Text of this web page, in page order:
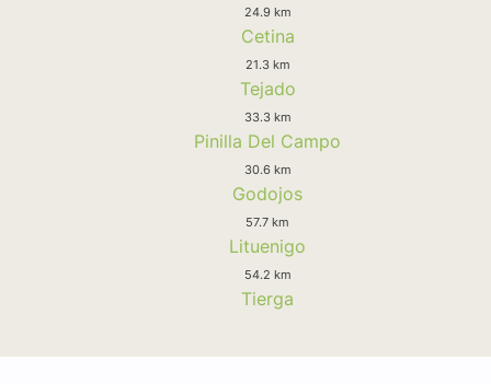
24.9 km
Cetina
21.3 km
Tejado
33.3 km
Pinilla Del Campo
30.6 km
Godojos
57.7 km
Lituenigo
54.2 km
Tierga